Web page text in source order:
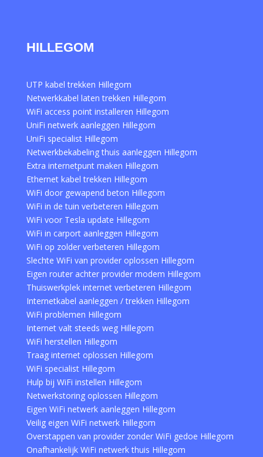
HILLEGOM
UTP kabel trekken Hillegom
Netwerkkabel laten trekken Hillegom
WiFi access point installeren Hillegom
UniFi netwerk aanleggen Hillegom
UniFi specialist Hillegom
Netwerkbekabeling thuis aanleggen Hillegom
Extra internetpunt maken Hillegom
Ethernet kabel trekken Hillegom
WiFi door gewapend beton Hillegom
WiFi in de tuin verbeteren Hillegom
WiFi voor Tesla update Hillegom
WiFi in carport aanleggen Hillegom
WiFi op zolder verbeteren Hillegom
Slechte WiFi van provider oplossen Hillegom
Eigen router achter provider modem Hillegom
Thuiswerkplek internet verbeteren Hillegom
Internetkabel aanleggen / trekken Hillegom
WiFi problemen Hillegom
Internet valt steeds weg Hillegom
WiFi herstellen Hillegom
Traag internet oplossen Hillegom
WiFi specialist Hillegom
Hulp bij WiFi instellen Hillegom
Netwerkstoring oplossen Hillegom
Eigen WiFi netwerk aanleggen Hillegom
Veilig eigen WiFi netwerk Hillegom
Overstappen van provider zonder WiFi gedoe Hillegom
Onafhankelijk WiFi netwerk thuis Hillegom